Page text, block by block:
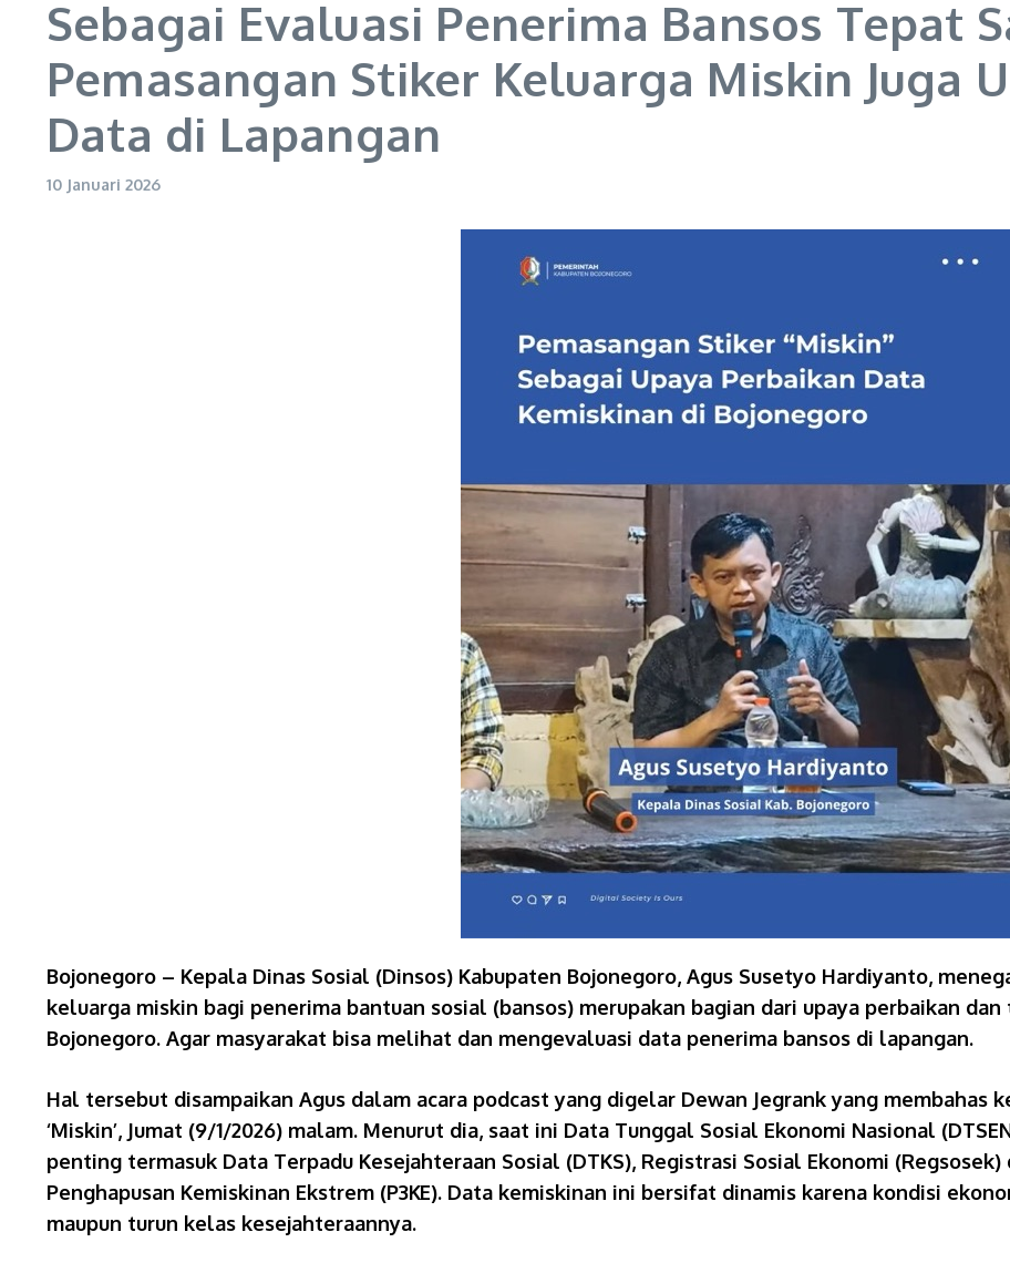
Sebagai Evaluasi Penerima Bansos Tepat
Pemasangan Stiker Keluarga Miskin Juga
Data di Lapangan
10 Januari 2026
Bojonegoro – Kepala Dinas Sosial (Dinsos) Kabupaten Bojonegoro, Agus Susetyo Hardiyanto,
keluarga miskin bagi penerima bantuan sosial (bansos) merupakan bagian dari upaya perbaikan
Bojonegoro. Agar masyarakat bisa melihat dan mengevaluasi data penerima bansos di lapangan.
Hal tersebut disampaikan Agus dalam acara podcast yang digelar Dewan Jegrank yang membahas
‘Miskin’, Jumat (9/1/2026) malam. Menurut dia, saat ini Data Tunggal Sosial Ekonomi Nasional
penting termasuk Data Terpadu Kesejahteraan Sosial (DTKS), Registrasi Sosial Ekonomi
Penghapusan Kemiskinan Ekstrem (P3KE). Data kemiskinan ini bersifat dinamis karena kondisi
maupun turun kelas kesejahteraannya.